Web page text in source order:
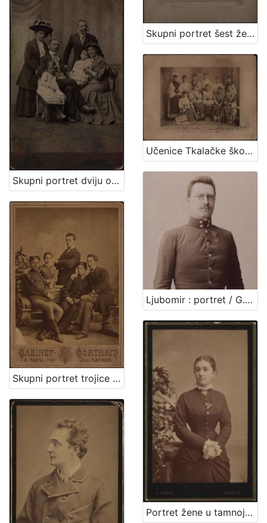
Skupni portret dviju obitelji / Mosinger ; [izradio] Artistički zavod Mosinger
Skupni portret šest ženskih osoba / Lafranchini
Skupni portret trojice muškaraca i dvoje djece / G. Varga
Učenice Tkalačke škole u Zagrebu
Ljubomir : portret / G. u. I. Varga
Portret žene u tamnoj haljini / G. Varga